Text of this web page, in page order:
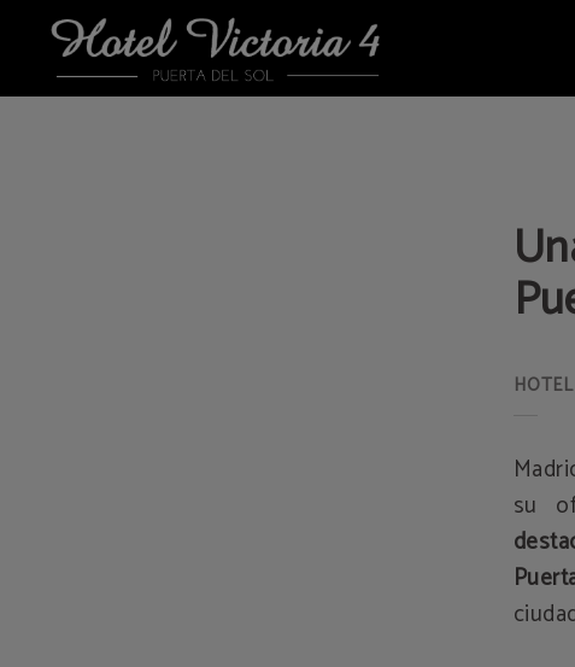
Una Tarde De Compras En La Puerta Del Sol del Hotel Victoria 4 en Madrid. Web
su